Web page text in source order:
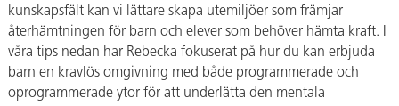
kunskapsfält kan vi lättare skapa utemiljöer som främjar
återhämtningen för barn och elever som behöver hämta kraft. I
våra tips nedan har Rebecka fokuserat på hur du kan erbjuda
barn en kravlös omgivning med både programmerade och
oprogrammerade ytor för att underlätta den mentala